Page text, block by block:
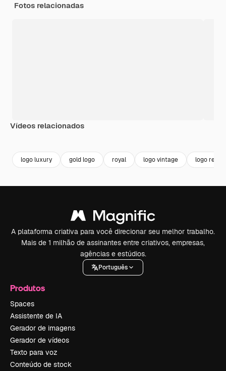
Fotos relacionadas
Vídeos relacionados
logo luxury gold logo royal logo vintage logo retro
A plataforma criativa para você direcionar seu melhor trabalho.
Mais de 1 milhão de assinantes entre criativos, empresas,
agências e estúdios.
Português
Produtos
Spaces
Assistente de IA
Gerador de imagens
Gerador de vídeos
Texto para voz
Conteúdo de stock